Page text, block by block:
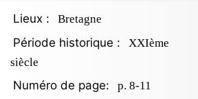
Lieux : Bretagne
Période historique :
XXIème
siècle
Numéro de page: p. 8-11